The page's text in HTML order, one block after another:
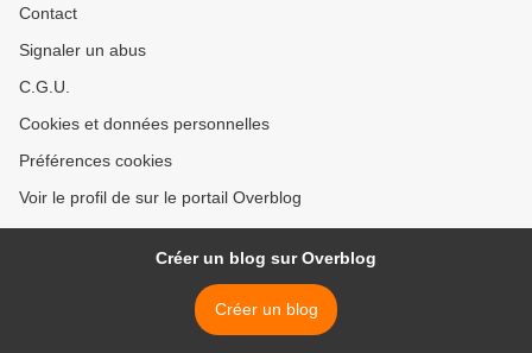
Contact
Signaler un abus
C.G.U.
Cookies et données personnelles
Préférences cookies
Voir le profil de sur le portail Overblog
Créer un blog sur Overblog
Créer un blog